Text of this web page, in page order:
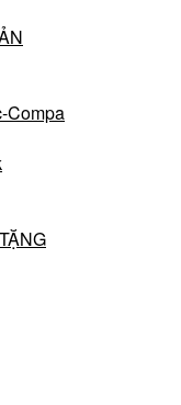
Compa